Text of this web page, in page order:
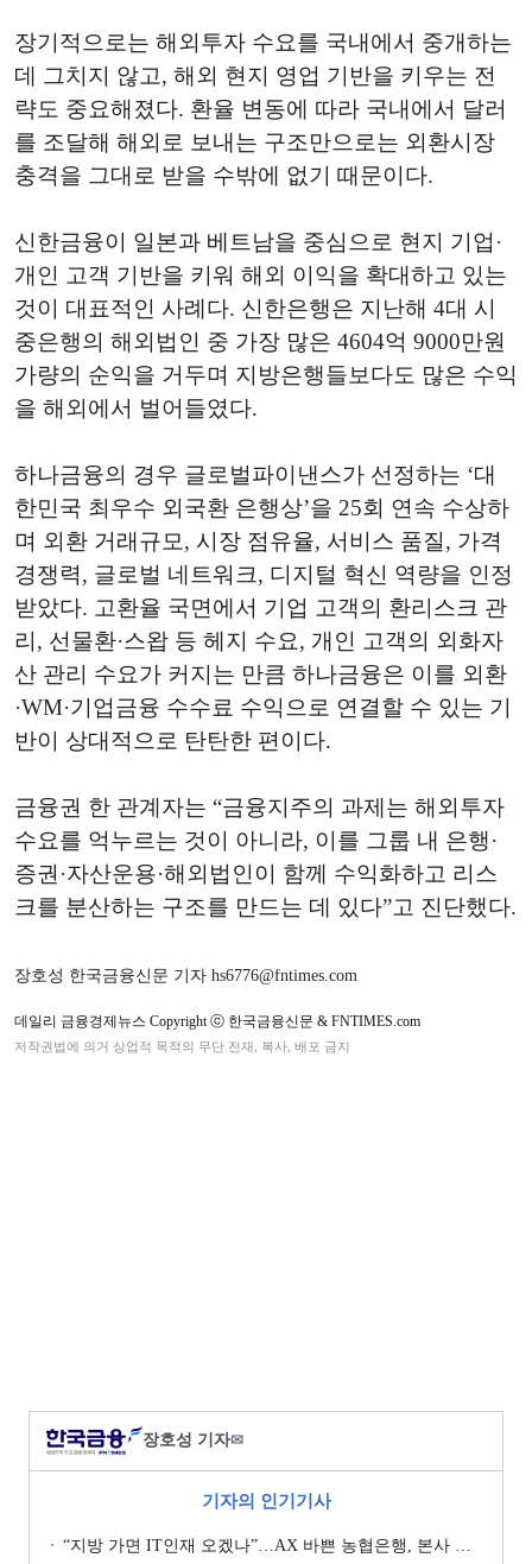
장기적으로는 해외투자 수요를 국내에서 중개하는
데 그치지 않고, 해외 현지 영업 기반을 키우는 전
략도 중요해졌다. 환율 변동에 따라 국내에서 달러
를 조달해 해외로 보내는 구조만으로는 외환시장
충격을 그대로 받을 수밖에 없기 때문이다.
신한금융이 일본과 베트남을 중심으로 현지 기업·
개인 고객 기반을 키워 해외 이익을 확대하고 있는
것이 대표적인 사례다. 신한은행은 지난해 4대 시
중은행의 해외법인 중 가장 많은 4604억 9000만원
가량의 순익을 거두며 지방은행들보다도 많은 수익
을 해외에서 벌어들였다.
하나금융의 경우 글로벌파이낸스가 선정하는 ‘대
한민국 최우수 외국환 은행상’을 25회 연속 수상하
며 외환 거래규모, 시장 점유율, 서비스 품질, 가격
경쟁력, 글로벌 네트워크, 디지털 혁신 역량을 인정
받았다. 고환율 국면에서 기업 고객의 환리스크 관
리, 선물환·스왑 등 헤지 수요, 개인 고객의 외화자
산 관리 수요가 커지는 만큼 하나금융은 이를 외환
·WM·기업금융 수수료 수익으로 연결할 수 있는 기
반이 상대적으로 탄탄한 편이다.
금융권 한 관계자는 “금융지주의 과제는 해외투자
수요를 억누르는 것이 아니라, 이를 그룹 내 은행·
증권·자산운용·해외법인이 함께 수익화하고 리스
크를 분산하는 구조를 만드는 데 있다”고 진단했다.
장호성 한국금융신문 기자 hs6776@fntimes.com
데일리 금융경제뉴스 Copyright ⓒ 한국금융신문 & FNTIMES.com
저작권법에 의거 상업적 목적의 무단 전재, 복사, 배포 금지
장호성 기자✉
기자의 인기기사
“지방 가면 IT인재 오겠나”…AX 바쁜 농협은행, 본사 이전설에 ‘긴장’ [막 오른 금융권 하투(夏鬪)]